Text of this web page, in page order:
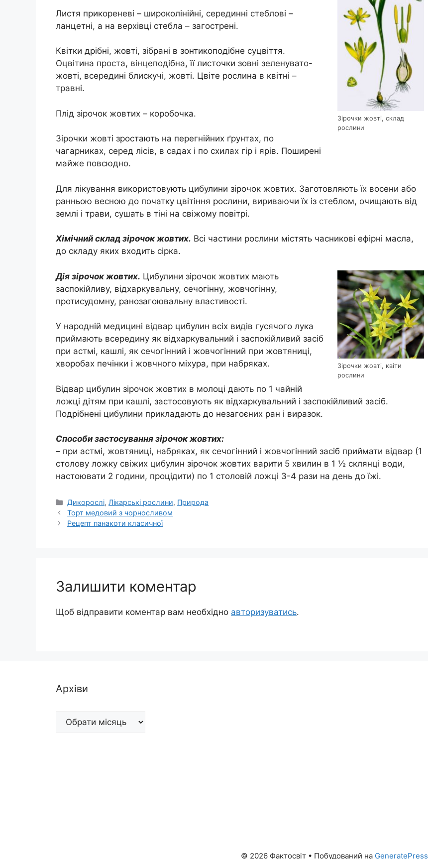
Зірочки жовті, склад
рослини
Листя прикореневі – широколінійні, серединні стеблові –
ланцетні, а на верхівці стебла – загострені.
Квітки дрібні, жовті, зібрані в зонтикоподібне суцвіття.
Оцвітина проста, вінцеподібна, її листочки зовні зеленувато-
жовті, всередині блискучі, жовті. Цвіте рослина в квітні –
травні.
Плід зірочок жовтих – коробочка.
Зірочки жовті зростають на перегнійних ґрунтах, по
чагарниках, серед лісів, в садах і по схилах гір і ярів. Поширені
майже повсюдно.
Для лікування використовують цибулини зірочок жовтих. Заготовляють їх восени або
ранньою весною до початку цвітіння рослини, вириваючи їх із стеблом, очищають від
землі і трави, сушать в тіні на свіжому повітрі.
Хімічний склад зірочок жовтих. Всі частини рослини містять часникові ефірні масла,
до складу яких входить сірка.
Зірочки жовті, квіти
рослини
Дія зірочок жовтих. Цибулини зірочок жовтих мають
заспокійливу, відхаркувальну, сечогінну, жовчогінну,
протисудомну, ранозагоювальну властивості.
У народній медицині відвар цибулин всіх видів гусячого лука
приймають всередину як відхаркувальний і заспокійливий засіб
при астмі, кашлі, як сечогінний і жовчогінний при жовтяниці,
хворобах печінки і жовчного міхура, при набряках.
Відвар цибулин зірочок жовтих в молоці дають по 1 чайній
ложці дітям при кашлі, застосовують як відхаркувальний і заспокійливий засіб.
Подрібнені цибулини прикладають до незагоєних ран і виразок.
Способи застосування зірочок жовтих:
– при астмі, жовтяниці, набряках, як сечогінний і жовчогінний засіб приймати відвар (1
столову ложку свіжих цибулин зірочок жовтих варити 5 хвилин в 1 ½ склянці води,
настоювати 2 години, процідити) по 1 столовій ложці 3-4 рази на день до їжі.
Категорії
Дикорослі,Лікарські рослини, Природа
Торт медовий з чорносливом
Рецепт панакоти класичної
Залишити коментар
Щоб відправити коментар вам необхідно авторизуватись.
Архіви
Архіви
© 2026 Фактосвіт • Побудований на GeneratePress